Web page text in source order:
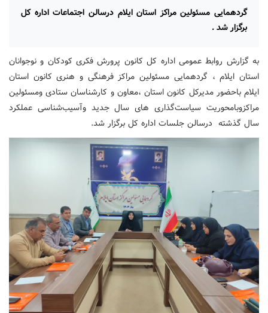
گردهمایی مسئولین مراکز استان ایلام درسالن اجتماعات اداره کل
برگزار شد .
به گزارش روابط عمومی اداره کل کانون پرورش فکری کودکان و نوجوانان
استان ایلام ، گردهمایی مسئولین مراکز فرهنگی و هنری کانون استان
ایلام باحضور مدیرکل کانون استان ،معاون و کارشناسان ستادی ومسئولین
مراکزوبامحوریت سیاست‌گذاری های سال جدید وآسیب‌شناسی عملکرد
سال گذشته درسالن جلسات اداره کل برگزار شد.